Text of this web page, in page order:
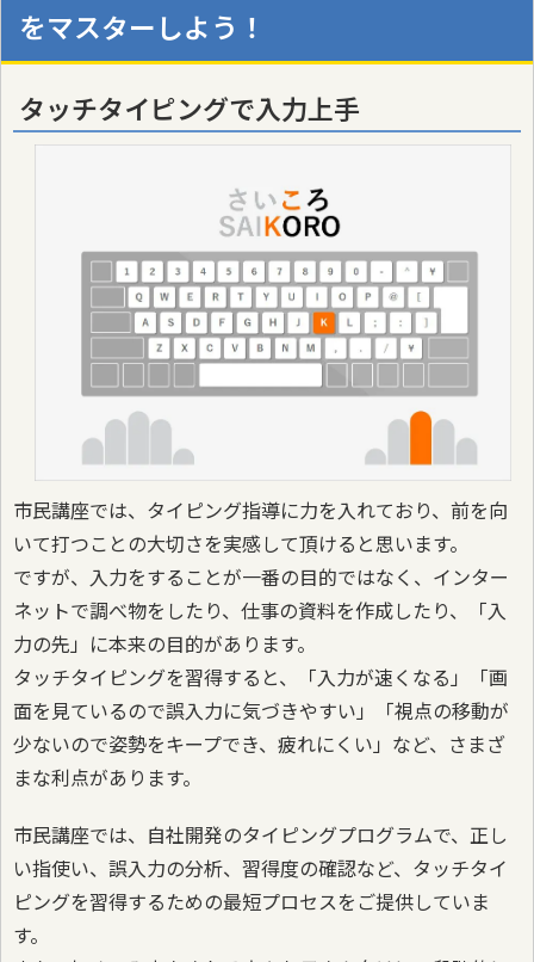
をマスターしよう！
タッチタイピングで入力上手
市民講座では、タイピング指導に力を入れており、前を向
いて打つことの大切さを実感して頂けると思います。
ですが、入力をすることが一番の目的ではなく、インター
ネットで調べ物をしたり、仕事の資料を作成したり、「入
力の先」に本来の目的があります。
タッチタイピングを習得すると、「入力が速くなる」「画
面を見ているので誤入力に気づきやすい」「視点の移動が
少ないので姿勢をキープでき、疲れにくい」など、さまざ
まな利点があります。
市民講座では、自社開発のタイピングプログラムで、正し
い指使い、誤入力の分析、習得度の確認など、タッチタイ
ピングを習得するための最短プロセスをご提供していま
す。